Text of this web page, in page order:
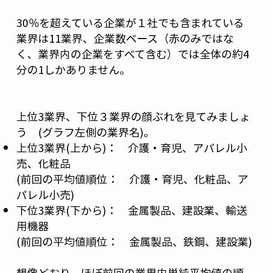
30％を超えている企業が１社でも含まれている
業界は11業界、企業数ベース（赤のみではな
く、業界内の企業をすべて含む）では全体の約4
分の1しかありません。
上位3業界、下位３業界の顔ぶれを見てみましょ
う (グラフ左側の業界名)。
上位3業界(上から)： 介護・育児、アパレル小
売、化粧品
(前回の平均値順位： 介護・育児、化粧品、ア
パレル小売)
下位3業界(下から)： 金属製品、建設業、輸送
用機器
(前回の平均値順位： 金属製品、鉄鋼、建設業)